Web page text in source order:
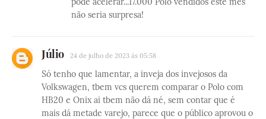
não seria surpresa!
Júlio 24 de julho de 2023 às 05:58
Só tenho que lamentar, a inveja dos invejosos da
Volkswagen, tbem vcs querem comparar o Polo com
HB20 e Onix ai tbem não dá né, sem contar que é
mais dá metade varejo, parece que o público aprovou o